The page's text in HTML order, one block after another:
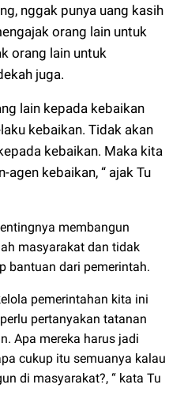
nggak punya uang kasih
orang lain untuk
orang lain untuk
juga.
lain kepada kebaikan
kebaikan. Tidak akan
kebaikan. Maka kita
agen kebaikan, “ ajak Tu
membangun
masyarakat dan tidak
bantuan dari pemerintah.
pemerintahan kita ini
pertanyakan tatanan
Apa mereka harus jadi
cukup itu semuanya kalau
di masyarakat?, “ kata Tu